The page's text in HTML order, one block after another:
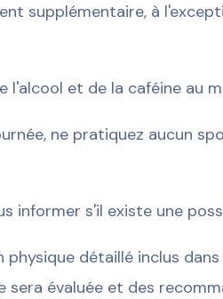
supplémentaire, à
l'alcool et de la caféine au
ne pratiquez aucun
informer s'il existe une
physique détaillé inclus
sera évaluée et des